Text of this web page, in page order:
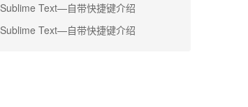
Sublime Text—自带快捷键介绍
Sublime Text—自带快捷键介绍